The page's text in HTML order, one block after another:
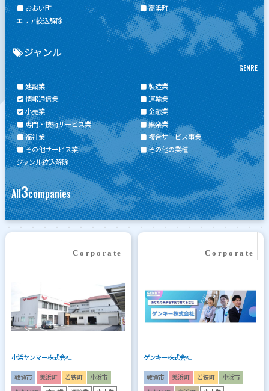
おおい町
高浜町
エリア絞込解除
ジャンル
GENRE
建設業
製造業
情報通信業
運輸業
小売業
金融業
専門・技術サービス業
娯楽業
福祉業
複合サービス事業
その他サービス業
その他の業種
ジャンル絞込解除
All3companies
小浜ヤンマー株式会社
敦賀市 美浜町 若狭町 小浜市
ゲンキー株式会社
敦賀市 美浜町 若狭町 小浜市